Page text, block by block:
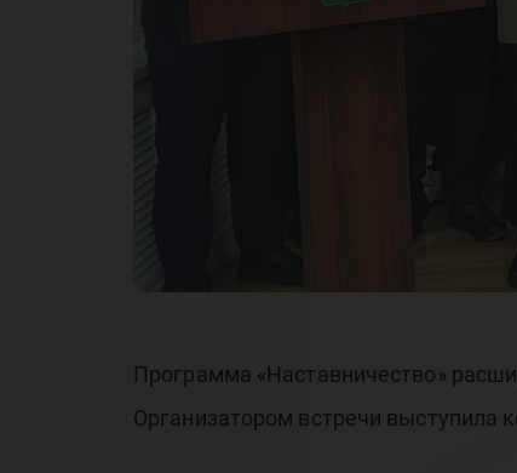
Программа «Наставничество»
Организатором встречи выступила